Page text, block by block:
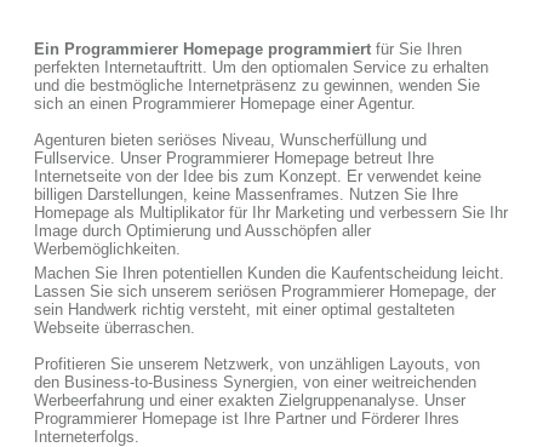
Ein Programmierer Homepage programmiert für Sie Ihren
perfekten Internetauftritt. Um den optiomalen Service zu erhalten
und die bestmögliche Internetpräsenz zu gewinnen, wenden Sie
sich an einen Programmierer Homepage einer Agentur.
Agenturen bieten seriöses Niveau, Wunscherfüllung und
Fullservice. Unser Programmierer Homepage betreut Ihre
Internetseite von der Idee bis zum Konzept. Er verwendet keine
billigen Darstellungen, keine Massenframes. Nutzen Sie Ihre
Homepage als Multiplikator für Ihr Marketing und verbessern Sie Ihr
Image durch Optimierung und Ausschöpfen aller
Werbemöglichkeiten.
Machen Sie Ihren potentiellen Kunden die Kaufentscheidung leicht.
Lassen Sie sich unserem seriösen Programmierer Homepage, der
sein Handwerk richtig versteht, mit einer optimal gestalteten
Webseite überraschen.
Profitieren Sie unserem Netzwerk, von unzähligen Layouts, von
den Business-to-Business Synergien, von einer weitreichenden
Werbeerfahrung und einer exakten Zielgruppenanalyse. Unser
Programmierer Homepage ist Ihre Partner und Förderer Ihres
Interneterfolgs.